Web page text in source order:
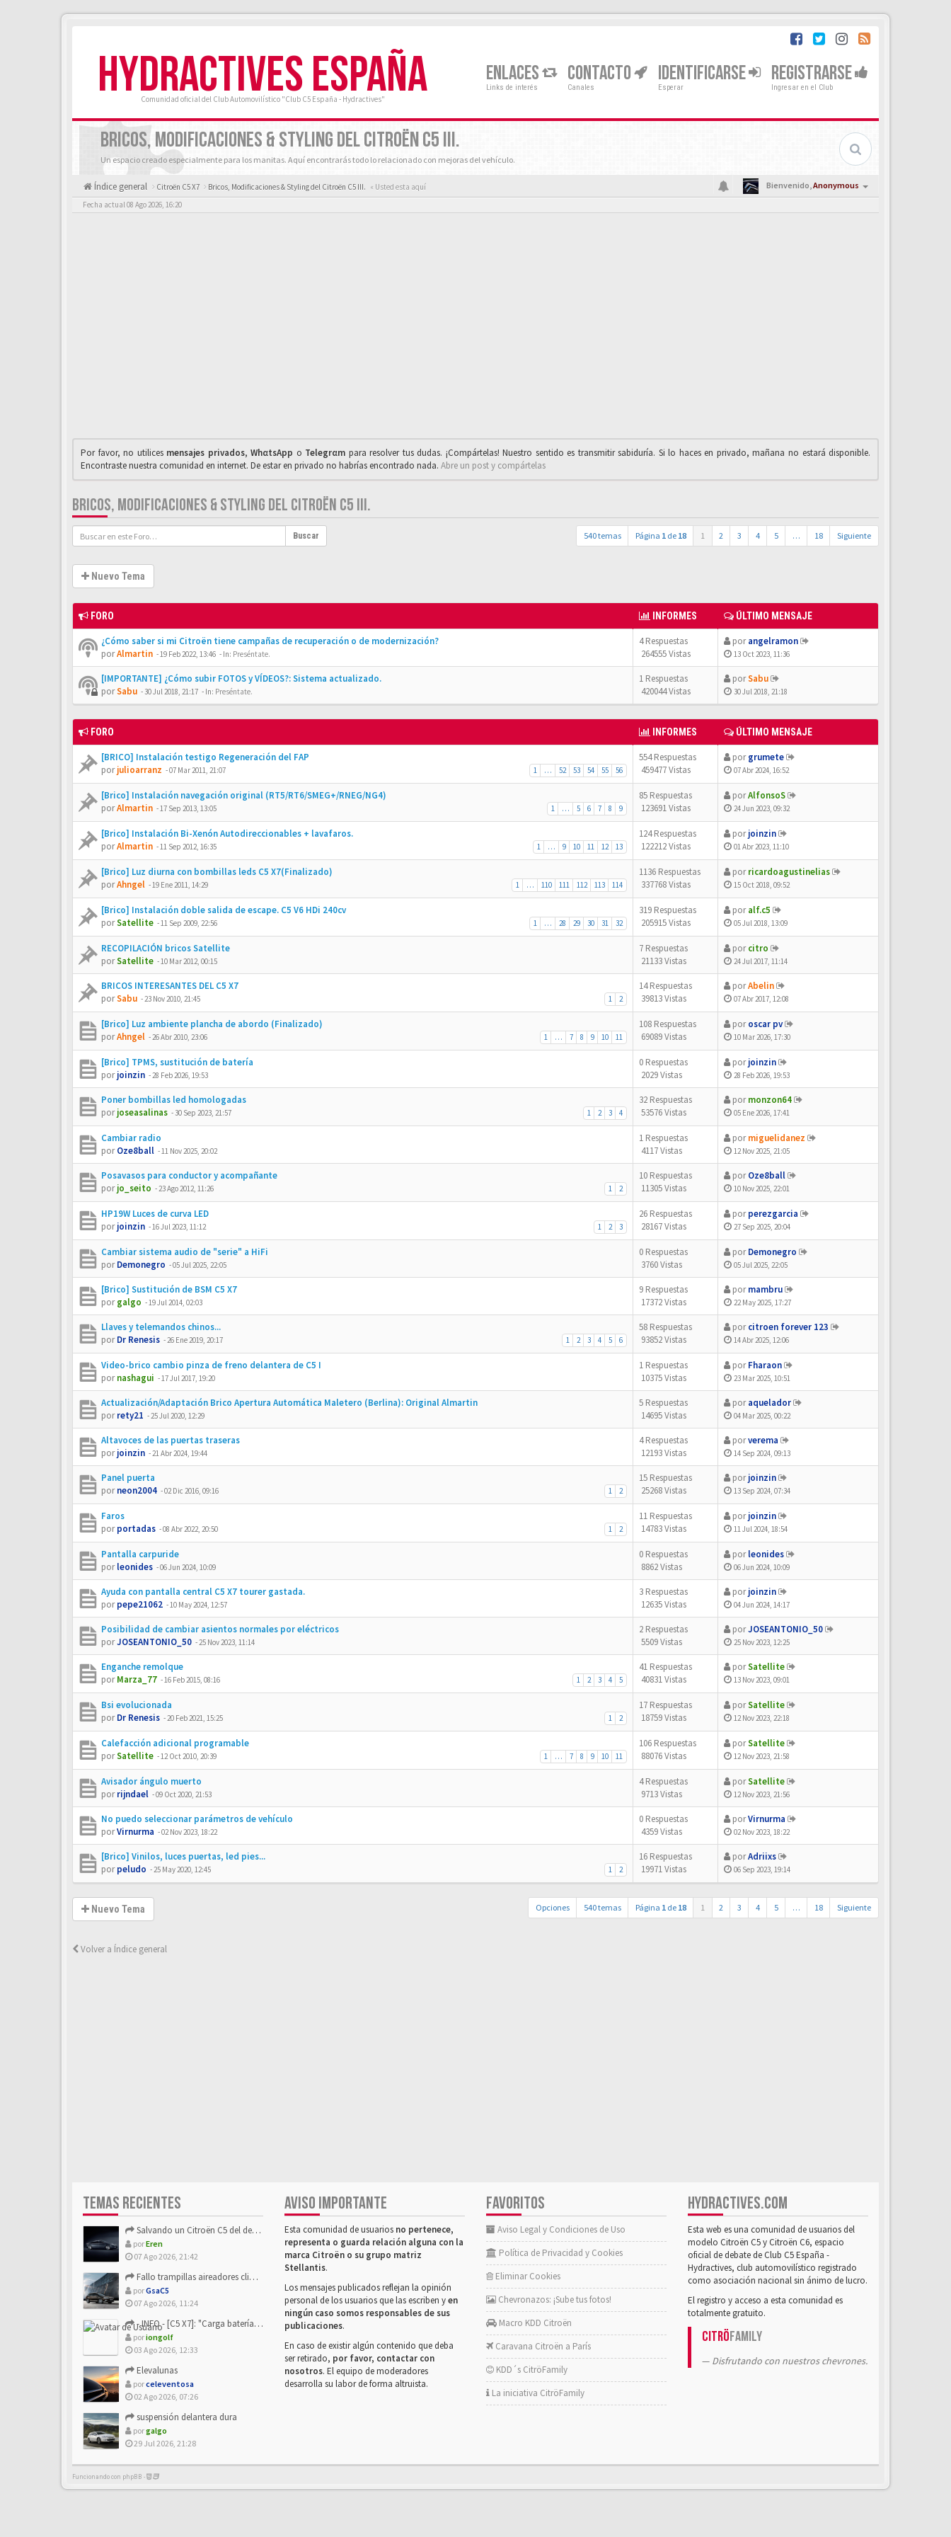
HYDRACTIVES ESPAÑA
Comunidad oficial del Club Automovilístico "Club C5 España - Hydractives"
ENLACES
Links de interés
CONTACTO
Canales
IDENTIFICARSE
Esperar
REGISTRARSE
Ingresar en el Club
BRICOS, MODIFICACIONES & STYLING DEL CITROËN C5 III.
Un espacio creado especialmente para los manitas. Aquí encontrarás todo lo relacionado con mejoras del vehículo.
Índice general Citroën C5 X7 Bricos, Modificaciones & Styling del Citroën C5 III. « Usted esta aquí Bienvenido,Anonymous
Fecha actual 08 Ago 2026, 16:20
Por favor, no utilices mensajes privados,WhαtsApp o Telegrαm para resolver tus dudas. ¡Compártelas! Nuestro sentido es transmitir sabiduría. Si lo haces en privado, mañana no estará disponible.
Encontraste nuestra comunidad en internet. De estar en privado no habrías encontrado nada. Abre un post y compártelas
BRICOS, MODIFICACIONES & STYLING DEL CITROËN C5 III.
Buscar 540 temas Página 1 de 18 1 2 3 4 5 … 18 Siguiente
Nuevo Tema
FORO INFORMES ÚLTIMO MENSAJE
¿Cómo saber si mi Citroën tiene campañas de recuperación o de modernización?
porAlmartin -19 Feb 2022, 13:46 - In: Preséntate.
4 Respuestas
264555 Vistas
porangelramon
13 Oct 2023, 11:36
[IMPORTANTE] ¿Cómo subir FOTOS y VÍDEOS?: Sistema actualizado.
porSabu - 30 Jul 2018, 21:17 - In: Preséntate.
1 Respuestas
420044 Vistas
porSabu
30 Jul 2018, 21:18
FORO INFORMES ÚLTIMO MENSAJE
[BRICO] Instalación testigo Regeneración del FAP
1 … 52 53 54 55 56
porjulioarranz -07 Mar 2011, 21:07
554 Respuestas
459477 Vistas
porgrumete
07 Abr 2024, 16:52
[Brico] Instalación navegación original (RT5/RT6/SMEG+/RNEG/NG4)
1 … 5 6 7 8 9
porAlmartin -17 Sep 2013, 13:05
85 Respuestas
123691 Vistas
porAlfonsoS
24 Jun 2023, 09:32
[Brico] Instalación Bi-Xenón Autodireccionables + lavafaros.
1 … 9 10 11 12 13
porAlmartin -11 Sep 2012, 16:35
124 Respuestas
122212 Vistas
porjoinzin
01 Abr 2023, 11:10
[Brico] Luz diurna con bombillas leds C5 X7(Finalizado)
1 … 110 111 112 113 114
porAhngel -19 Ene 2011, 14:29
1136 Respuestas
337768 Vistas
porricardoagustinelias
15 Oct 2018, 09:52
[Brico] Instalación doble salida de escape. C5 V6 HDi 240cv
1 … 28 29 30 31 32
porSatellite -11 Sep 2009, 22:56
319 Respuestas
205915 Vistas
poralf.c5
05 Jul 2018, 13:09
RECOPILACIÓN bricos Satellite
porSatellite -10 Mar 2012, 00:15
7 Respuestas
21133 Vistas
porcitro
24 Jul 2017, 11:14
BRICOS INTERESANTES DEL C5 X7
1 2
porSabu -23 Nov 2010, 21:45
14 Respuestas
39813 Vistas
porAbelin
07 Abr 2017, 12:08
[Brico] Luz ambiente plancha de abordo (Finalizado)
1 … 7 8 9 10 11
porAhngel -26 Abr 2010, 23:06
108 Respuestas
69089 Vistas
poroscar pv
10 Mar 2026, 17:30
[Brico] TPMS, sustitución de batería
porjoinzin -28 Feb 2026, 19:53
0 Respuestas
2029 Vistas
porjoinzin
28 Feb 2026, 19:53
Poner bombillas led homologadas
1 2 3 4
porjoseasalinas - 30 Sep 2023, 21:57
32 Respuestas
53576 Vistas
pormonzon64
05 Ene 2026, 17:41
Cambiar radio
porOze8ball -11 Nov 2025, 20:02
1 Respuestas
4117 Vistas
pormiguelidanez
12 Nov 2025, 21:05
Posavasos para conductor y acompañante
1 2
porjo_seito -23 Ago 2012, 11:26
10 Respuestas
11305 Vistas
porOze8ball
10 Nov 2025, 22:01
HP19W Luces de curva LED
1 2 3
porjoinzin -16 Jul 2023, 11:12
26 Respuestas
28167 Vistas
porperezgarcia
27 Sep 2025, 20:04
Cambiar sistema audio de "serie" a HiFi
porDemonegro -05 Jul 2025, 22:05
0 Respuestas
3760 Vistas
porDemonegro
05 Jul 2025, 22:05
[Brico] Sustitución de BSM C5 X7
porgalgo -19 Jul 2014, 02:03
9 Respuestas
17372 Vistas
pormambru
22 May 2025, 17:27
Llaves y telemandos chinos...
1 2 3 4 5 6
porDr Renesis -26 Ene 2019, 20:17
58 Respuestas
93852 Vistas
porcitroen forever 123
14 Abr 2025, 12:06
Video-brico cambio pinza de freno delantera de C5 I
pornashagui -17 Jul 2017, 19:20
1 Respuestas
10375 Vistas
porFharaon
23 Mar 2025, 10:51
Actualización/Adaptación Brico Apertura Automática Maletero (Berlina): Original Almartin
porrety21 -25 Jul 2020, 12:29
5 Respuestas
14695 Vistas
poraquelador
04 Mar 2025, 00:22
Altavoces de las puertas traseras
porjoinzin -21 Abr 2024, 19:44
4 Respuestas
12193 Vistas
porverema
14 Sep 2024, 09:13
Panel puerta
1 2
porneon2004 -02 Dic 2016, 09:16
15 Respuestas
25268 Vistas
porjoinzin
13 Sep 2024, 07:34
Faros
1 2
porportadas -08 Abr 2022, 20:50
11 Respuestas
14783 Vistas
porjoinzin
11 Jul 2024, 18:54
Pantalla carpuride
porleonides -06 Jun 2024, 10:09
0 Respuestas
8862 Vistas
porleonides
06 Jun 2024, 10:09
Ayuda con pantalla central C5 X7 tourer gastada.
porpepe21062 -10 May 2024, 12:57
3 Respuestas
12635 Vistas
porjoinzin
04 Jun 2024, 14:17
Posibilidad de cambiar asientos normales por eléctricos
porJOSEANTONIO_50 -25 Nov 2023, 11:14
2 Respuestas
5509 Vistas
porJOSEANTONIO_50
25 Nov 2023, 12:25
Enganche remolque
1 2 3 4 5
porMarza_77 -16 Feb 2015, 08:16
41 Respuestas
40831 Vistas
porSatellite
13 Nov 2023, 09:01
Bsi evolucionada
1 2
porDr Renesis -20 Feb 2021, 15:25
17 Respuestas
18759 Vistas
porSatellite
12 Nov 2023, 22:18
Calefacción adicional programable
1 … 7 8 9 10 11
porSatellite -12 Oct 2010, 20:39
106 Respuestas
88076 Vistas
porSatellite
12 Nov 2023, 21:58
Avisador ángulo muerto
porrijndael -09 Oct 2020, 21:53
4 Respuestas
9713 Vistas
porSatellite
12 Nov 2023, 21:56
No puedo seleccionar parámetros de vehículo
porVirnurma -02 Nov 2023, 18:22
0 Respuestas
4359 Vistas
porVirnurma
02 Nov 2023, 18:22
[Brico] Vinilos, luces puertas, led pies...
1 2
porpeludo -25 May 2020, 12:45
16 Respuestas
19971 Vistas
porAdriixs
06 Sep 2023, 19:14
Nuevo Tema Opciones 540 temas Página 1 de 18 1 2 3 4 5 … 18 Siguiente
Volver a Índice general
TEMAS RECIENTES
Salvando un Citroën C5 del desguace: Presentación y seguimiento
porEren
07 Ago 2026, 21:42
Fallo trampillas aireadores climatizador
porGsaC5
07 Ago 2026, 11:24
- INFO - [C5 X7]: "Carga batería o alimentación eléctri...
poriongolf
03 Ago 2026, 12:33
Elevalunas
porceleventosa
02 Ago 2026, 07:26
suspensión delantera dura
porgalgo
29 Jul 2026, 21:28
AVISO IMPORTANTE
Esta comunidad de usuarios no pertenece,
representa o guarda relación alguna con la
marca Citroën o su grupo matriz
Stellantis.
Los mensajes publicados reflejan la opinión
personal de los usuarios que las escriben yen
ningún caso somos responsables de sus
publicaciones.
En caso de existir algún contenido que deba
ser retirado, por favor, contactar con
nosotros. El equipo de moderadores
desarrolla su labor de forma altruista.
FAVORITOS
Aviso Legal y Condiciones de Uso
Política de Privacidad y Cookies
Eliminar Cookies
Chevronazos: ¡Sube tus fotos!
Macro KDD Citroën
Caravana Citroën a París
KDD´s CitröFamily
La iniciativa CitröFamily
HYDRACTIVES.COM
Esta web es una comunidad de usuarios del
modelo Citroën C5 y Citroën C6, espacio
oficial de debate de Club C5 España -
Hydractives, club automovilístico registrado
como asociación nacional sin ánimo de lucro.
El registro y acceso a esta comunidad es
totalmente gratuito.
CitröFamily
Disfrutando con nuestros chevrones.
Funcionando con phpBB -